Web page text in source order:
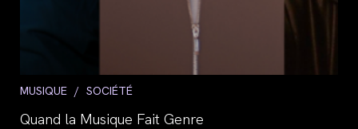
Post
MUSIQUE / SOCIÉTÉ
Quand la Musique Fait Genre